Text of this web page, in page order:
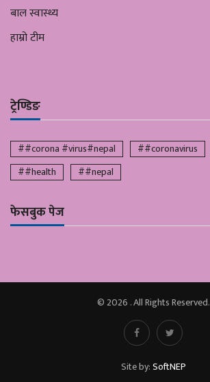
बाल स्वास्थ्य
हाम्रो टीम
ट्रेण्डिङ
##corona #virus#nepal ##coronavirus
##health
##nepal
फेसबुक पेज
© 2026 . All Rights Reserved.
Site by:SoftNEP